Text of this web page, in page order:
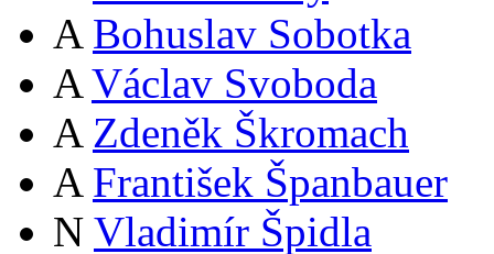
A Bohuslav Sobotka
A Václav Svoboda
A Zdeněk Škromach
A František Španbauer
N Vladimír Špidla